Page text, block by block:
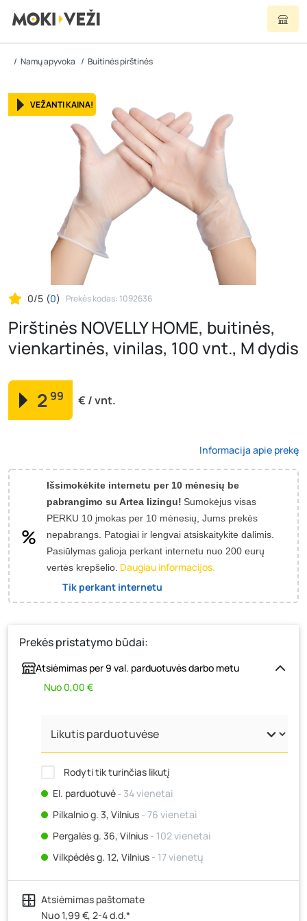
Namų apyvoka Buitinės pirštinės
VEŽANTI KAINA!
0/5 (0) Prekės kodas: 1092636
Pirštinės NOVELLY HOME, buitinės,
vienkartinės, vinilas, 100 vnt., M dydis
2 99 € / vnt.
Informacija apie prekę
Išsimokėkite internetu per 10 mėnesių be
pabrangimo su Artea lizingu! Sumokėjus visas
PERKU 10 įmokas per 10 mėnesių, Jums prekės
nepabrangs. Patogiai ir lengvai atsiskaitykite dalimis.
Pasiūlymas galioja perkant internetu nuo 200 eurų
vertės krepšelio. Daugiau informacijos.
Tik perkant internetu
Prekės pristatymo būdai:
Atsiėmimas per 9 val. parduotuvės darbo metu
Nuo 0,00 €
Rodyti tik turinčias likutį
El. parduotuvė‐ 34 vienetai
Pilkalnio g. 3, Vilnius - 76 vienetai
Pergalės g. 36, Vilnius - 102 vienetai
Vilkpėdės g. 12, Vilnius - 17 vienetų
Ateities g. 15, Vilnius- 12 vienetų
Kauno r., Narsiečių k., Vytauto g. 183, Kaunas
vienetų
Atsiėmimas paštomate
Nuo 1,99 €, 2-4 d.d.*